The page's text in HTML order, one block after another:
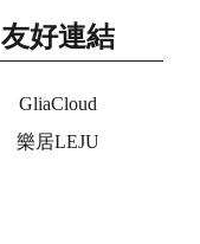
友好連結
GliaCloud
樂居LEJU